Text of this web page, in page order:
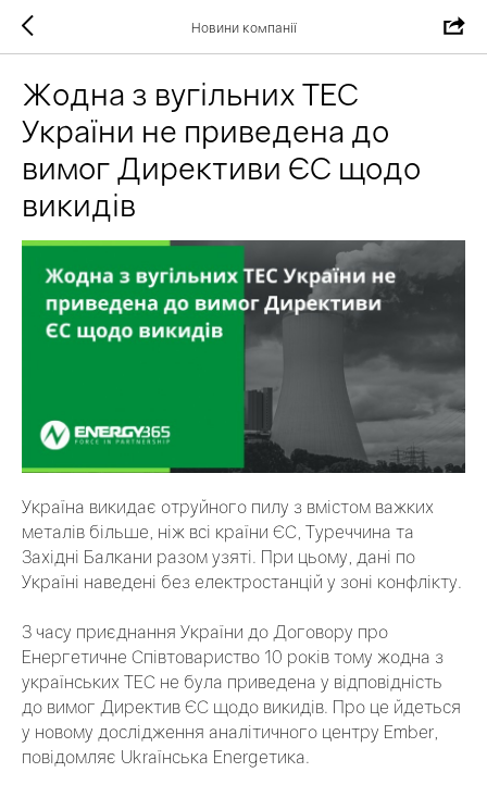
Новини компанії
Жодна з вугільних ТЕС
України не приведена до
вимог Директиви ЄС щодо
викидів
Україна викидає отруйного пилу з вмістом важких
металів більше, ніж всі країни ЄС, Туреччина та
Західні Балкани разом узяті. При цьому, дані по
Україні наведені без електростанцій у зоні конфлікту.
З часу приєднання України до Договору про
Енергетичне Співтовариство 10 років тому жодна з
українських ТЕС не була приведена у відповідність
до вимог Директив ЄС щодо викидів. Про це йдеться
у новому дослідження аналітичного центру Ember,
повідомляє Ukraїнська Energетика.